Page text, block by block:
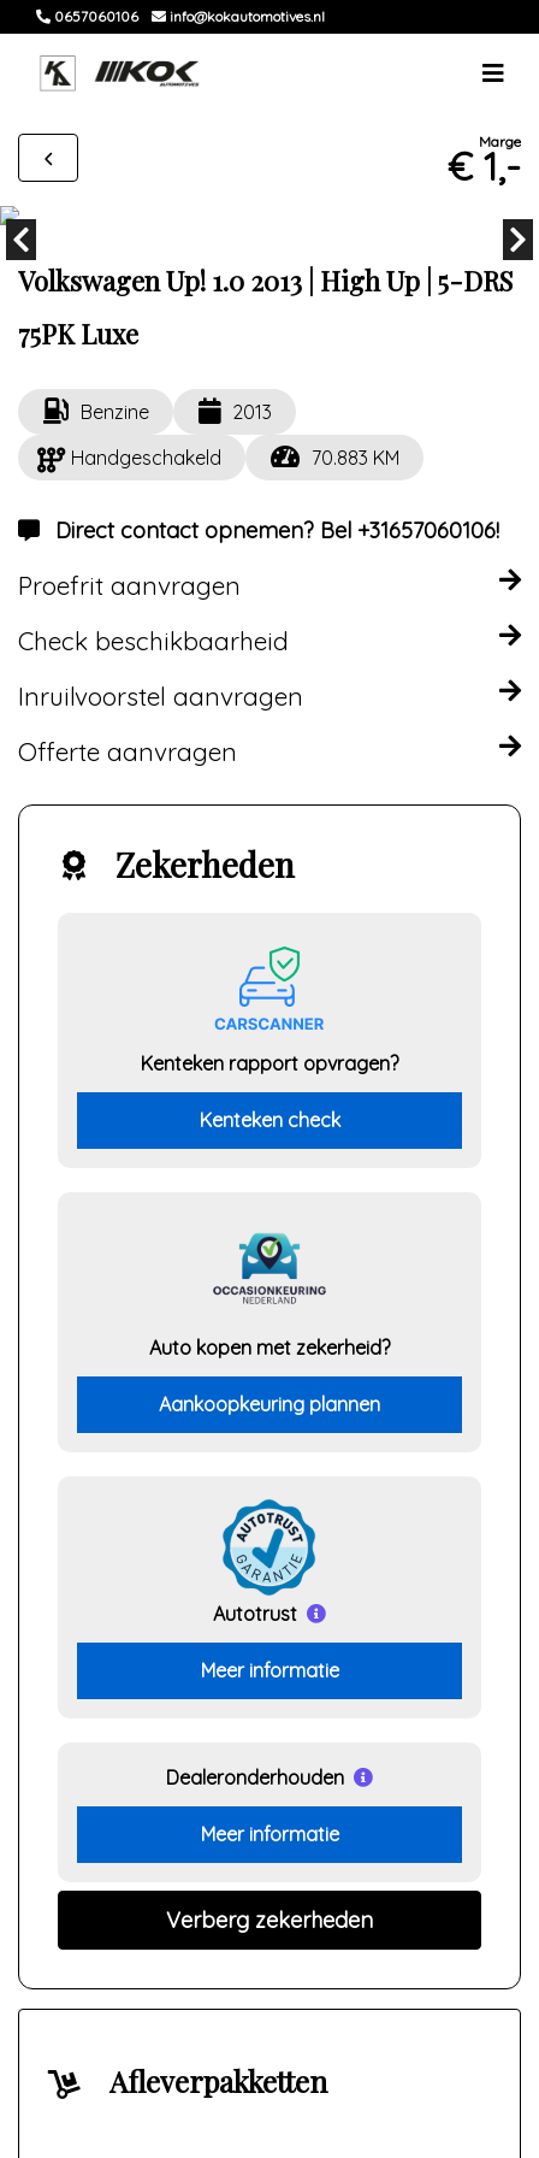
0657060106 info@kokautomotives.nl
Marge
€ 1,-
Volkswagen Up! 1.0 2013 | High Up | 5-DRS
75PK Luxe
Benzine
2013
Handgeschakeld
70.883 KM
Direct contact opnemen? Bel +31657060106!
Proefrit aanvragen
Check beschikbaarheid
Inruilvoorstel aanvragen
Offerte aanvragen
Zekerheden
Kenteken rapport opvragen?
Kenteken check
Auto kopen met zekerheid?
Aankoopkeuring plannen
Autotrust
Meer informatie
Dealeronderhouden
Meer informatie
Verberg zekerheden
Afleverpakketten